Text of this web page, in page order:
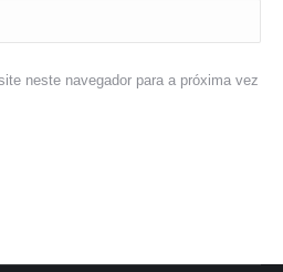
neste navegador para a próxima vez